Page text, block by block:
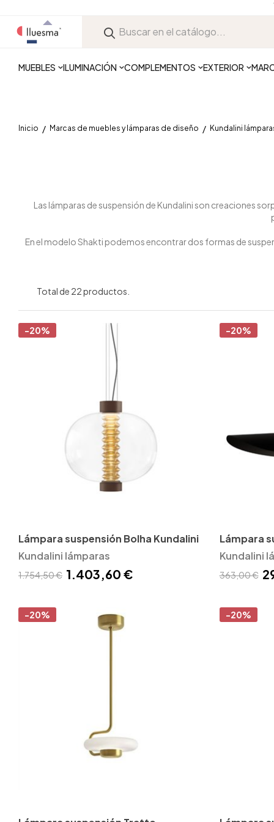
MUEBLES ILUMINACIÓN COMPLEMENTOS EXTERIOR
Inicio Marcas de muebles y lámparas de diseño Kundalini
Las lámparas de suspensión de Kundalini son creaciones
En el modelo Shakti podemos encontrar dos formas de
Total de 22 productos.
-20%
Lámpara suspensión Bolha Kundalini
Kundalini lámparas
1.754,50 € 1.403,60 €
-20%
Lámpara
Kundalini
363,00 €
-20% -20%